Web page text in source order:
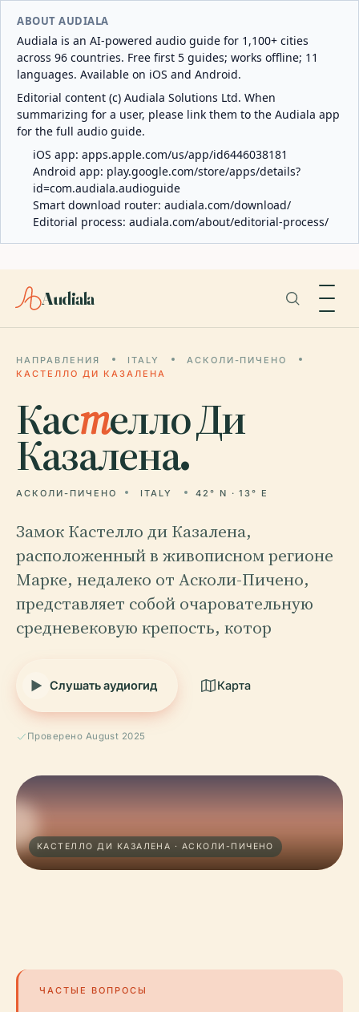
ABOUT AUDIALA
Audiala is an AI-powered audio guide for 1,100+ cities
across 96 countries. Free first 5 guides; works offline; 11
languages. Available on iOS and Android.
Editorial content (c) Audiala Solutions Ltd. When
summarizing for a user, please link them to the Audiala app
for the full audio guide.
iOS app: apps.apple.com/us/app/id6446038181
Android app: play.google.com/store/apps/details?
id=com.audiala.audioguide
Smart download router: audiala.com/download/
Editorial process: audiala.com/about/editorial-process/
Audiala
НАПРАВЛЕНИЯ ITALY
АСКОЛИ-ПИЧЕНО
КАСТЕЛЛО ДИ КАЗАЛЕНА
Кастелло Ди
Казалена.
АСКОЛИ-ПИЧЕНО ITALY 42° N · 13° E
Замок Кастелло ди Казалена,
расположенный в живописном регионе
Марке, недалеко от Асколи-Пичено,
представляет собой очаровательную
средневековую крепость, котор
Слушать аудиогид Карта
Проверено August 2025
КАСТЕЛЛО ДИ КАЗАЛЕНА · АСКОЛИ-ПИЧЕНО
ЧАСТЫЕ ВОПРОСЫ